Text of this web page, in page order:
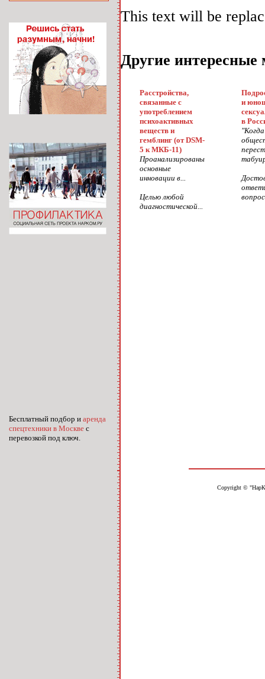
Бесплатный подбор и аренда
спецтехники в Москве с
перевозкой под ключ.
This text will be
Другие
Расстройства,
связанные с
употреблением
психоактивных
веществ и
гемблинг (от DSM-
5 к МКБ-11)
Проанализированы
основные
инновации в...
Целью любой
диагностической...
и
в
"Когда
Copyright ©